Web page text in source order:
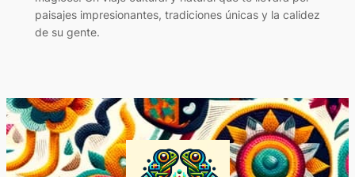
paisajes impresionantes, tradiciones únicas y la calidez
de su gente.